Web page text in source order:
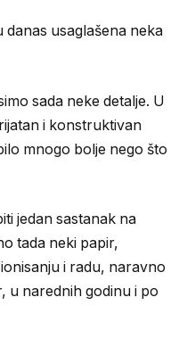
danas usaglašena neka
sada neke detalje. U
i konstruktivan
mnogo bolje nego što
jedan sastanak na
tada neki papir,
i radu, naravno
u narednih godinu i po